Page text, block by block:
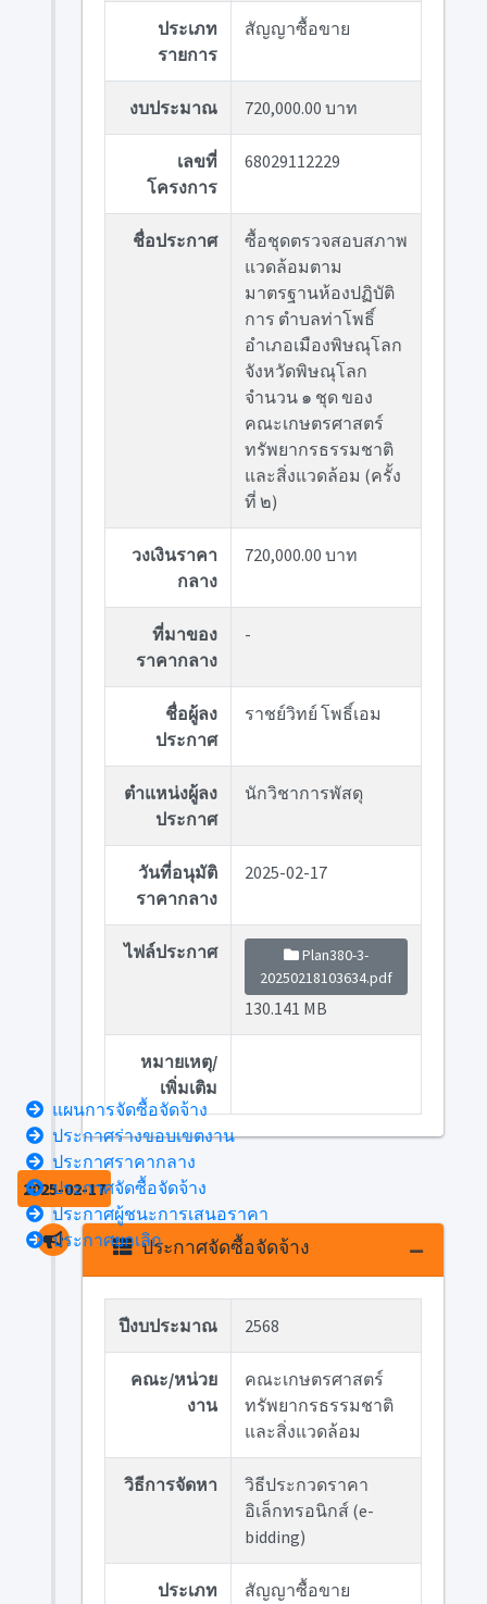
ประเภท
รายการ
สัญญาซื้อขาย
งบประมาณ 720,000.00 บาท
เลขที่
โครงการ
68029112229
ชื่อประกาศ
ซื้อชุดตรวจสอบสภาพ
แวดล้อมตาม
มาตรฐานห้องปฏิบัติ
การ ตำบลท่าโพธิ์
อำเภอเมืองพิษณุโลก
จังหวัดพิษณุโลก
จำนวน ๑ ชุด ของ
คณะเกษตรศาสตร์
ทรัพยากรธรรมชาติ
และสิ่งแวดล้อม (ครั้ง
ที่ ๒)
วงเงินราคา
กลาง
720,000.00 บาท
ที่มาของ
ราคากลาง
-
ชื่อผู้ลง
ประกาศ
ราชย์วิทย์ โพธิ์เอม
ตำแหน่งผู้ลง
ประกาศ
นักวิชาการพัสดุ
วันที่อนุมัติ
ราคากลาง
2025-02-17
ไฟล์ประกาศ
Plan380-3-
20250218103634.pdf
130.141 MB
หมายเหตุ/
เพิ่มเติม
2025-02-17
ประกาศจัดซื้อจัดจ้าง
ปีงบประมาณ 2568
คณะ/หน่วย
งาน
คณะเกษตรศาสตร์
ทรัพยากรธรรมชาติ
และสิ่งแวดล้อม
วิธีการจัดหา
วิธีประกวดราคา
อิเล็กทรอนิกส์ (e-
bidding)
ประเภท
สัญญาซื้อขาย
แผนการจัดซื้อจัดจ้าง
ประกาศร่างขอบเขตงาน
ประกาศราคากลาง
ประกาศจัดซื้อจัดจ้าง
ประกาศผู้ชนะการเสนอราคา
ประกาศยกเลิก